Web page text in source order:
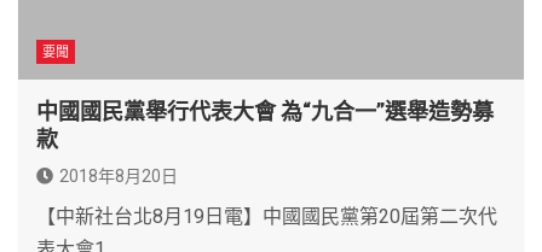
要聞
中國國民黨舉行代表大會 為“九合一”選舉造勢募
款
2018年8月20日
【中新社台北8月19日電】中國國民黨第20屆第二次代